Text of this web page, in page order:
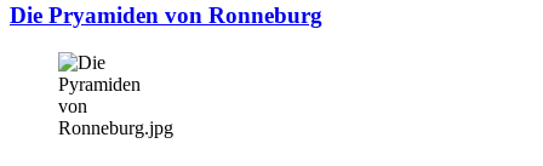
Die Pryamiden von Ronneburg